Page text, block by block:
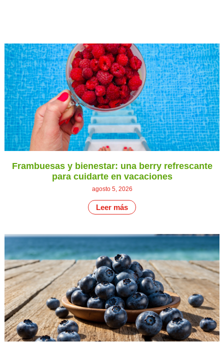
Frambuesas y bienestar: una berry refrescante
para cuidarte en vacaciones
agosto 5, 2026
Leer más